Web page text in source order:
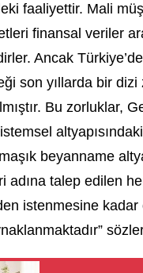
faaliyettir. Mali
finansal veriler
Ancak
son yıllarda bir dizi
Bu zorluklar,
beyanname
adına talep edilen
istenmesine kadar